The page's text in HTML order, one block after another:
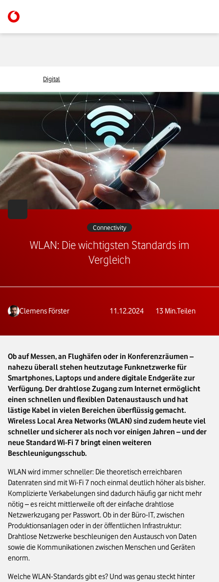
Digital
Connectivity
WLAN: Die wichtigsten Standards im
Vergleich
Clemens Förster 11.12.2024 13 Min.Teilen
Ob auf Messen, an Flughäfen oder in Konferenzräumen –
nahezu überall stehen heutzutage Funknetzwerke für
Smartphones, Laptops und andere digitale Endgeräte zur
Verfügung. Der drahtlose Zugang zum Internet ermöglicht
einen schnellen und flexiblen Datenaustausch und hat
lästige Kabel in vielen Bereichen überflüssig gemacht.
Wireless Local Area Networks (WLAN) sind zudem heute viel
schneller und sicherer als noch vor einigen Jahren – und der
neue Standard Wi-Fi 7 bringt einen weiteren
Beschleunigungsschub.
WLAN wird immer schneller: Die theoretisch erreichbaren
Datenraten sind mit Wi-Fi 7 noch einmal deutlich höher als bisher.
Komplizierte Verkabelungen sind dadurch häufig gar nicht mehr
nötig – es reicht mittlerweile oft der einfache drahtlose
Netzwerkzugang per Passwort. Ob in der Büro-IT, zwischen
Produktionsanlagen oder in der öffentlichen Infrastruktur:
Drahtlose Netzwerke beschleunigen den Austausch von Daten
sowie die Kommunikationen zwischen Menschen und Geräten
enorm.
Welche WLAN-Standards gibt es? Und was genau steckt hinter